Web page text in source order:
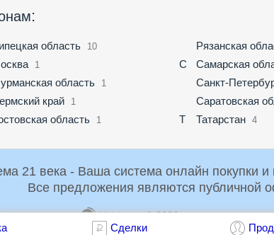
:
область 10
1
область 1
край 1
область 1
Рязанская
С Самарская
Санкт-
Саратовская
Т Татарстан 4
Сделки
Российская Торговая Система 21 века - Ваша
Все предложения являются публичной
1.1© 2026